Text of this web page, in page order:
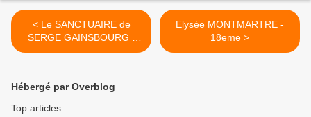
< Le SANCTUAIRE de
SERGE GAINSBOURG -
7eme
Elysée MONTMARTRE -
18eme >
Hébergé par Overblog
Top articles